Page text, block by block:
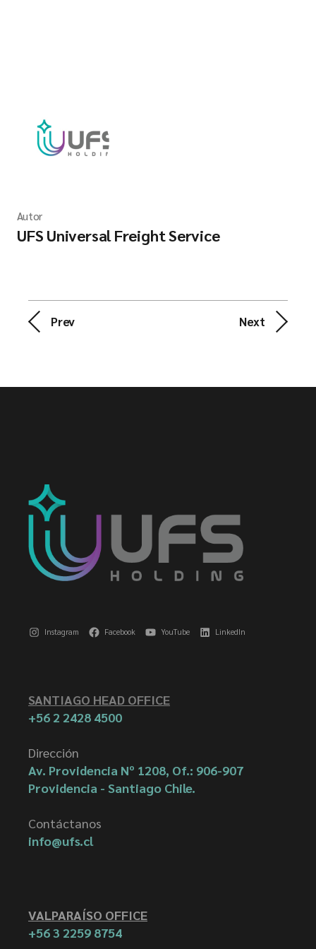
Autor
UFS Universal Freight Service
Prev Next
Instagram Facebook YouTube LinkedIn
SANTIAGO HEAD OFFICE
+56 2 2428 4500
Dirección
Av. Providencia Nº 1208, Of.: 906-907
Providencia - Santiago Chile.
Contáctanos
info@ufs.cl
VALPARAÍSO OFFICE
+56 3 2259 8754